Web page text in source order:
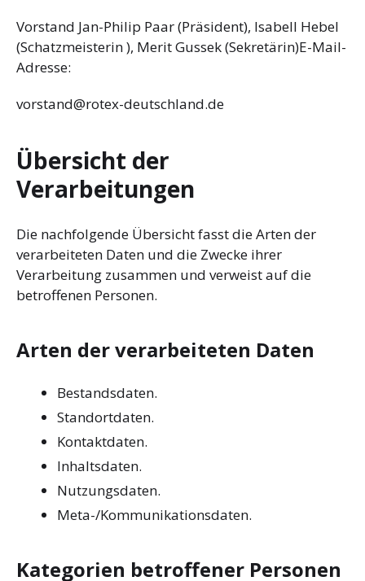
Vorstand Jan-Philip Paar (Präsident), Isabell Hebel
(Schatzmeisterin ), Merit Gussek (Sekretärin)E-Mail-
Adresse:
vorstand@rotex-deutschland.de
Übersicht der
Verarbeitungen
Die nachfolgende Übersicht fasst die Arten der
verarbeiteten Daten und die Zwecke ihrer
Verarbeitung zusammen und verweist auf die
betroffenen Personen.
Arten der verarbeiteten Daten
Bestandsdaten.
Standortdaten.
Kontaktdaten.
Inhaltsdaten.
Nutzungsdaten.
Meta-/Kommunikationsdaten.
Kategorien betroffener Personen